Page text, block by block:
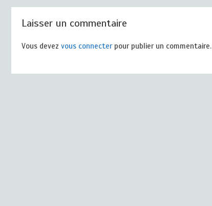
Laisser un commentaire
Vous devez vous connecterpour publier un commentaire.